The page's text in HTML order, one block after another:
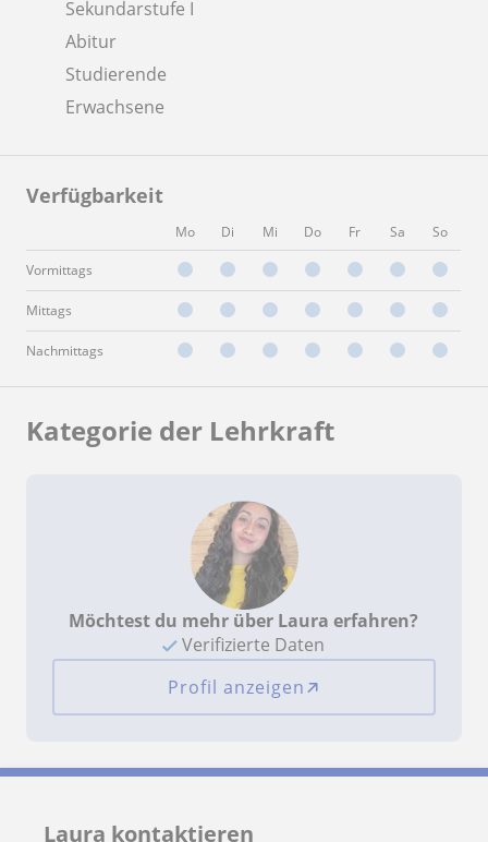
Sekundarstufe I
Abitur
Studierende
Erwachsene
Verfügbarkeit
Mo Di Mi Do Fr Sa So
Vormittags
Mittags
Nachmittags
Kategorie der Lehrkraft
Möchtest du mehr über Laura erfahren?
Verifizierte Daten
Profil anzeigen
Laura kontaktieren